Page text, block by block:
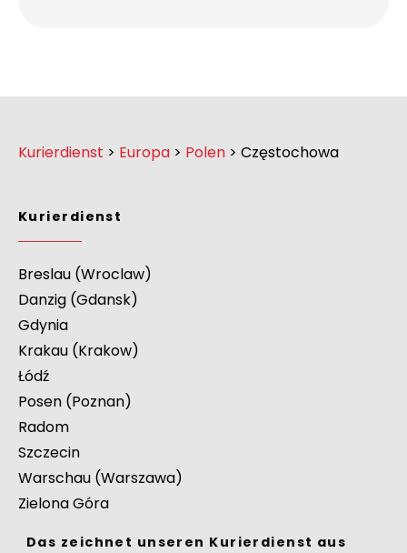
Kurierdienst > Europa > Polen > Częstochowa
Kurierdienst
Breslau (Wroclaw)
Danzig (Gdansk)
Gdynia
Krakau (Krakow)
Łódź
Posen (Poznan)
Radom
Szczecin
Warschau (Warszawa)
Zielona Góra
Das zeichnet unseren Kurierdienst aus